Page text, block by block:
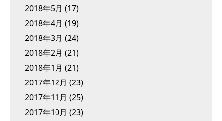
2018年5月 (17)
2018年4月 (19)
2018年3月 (24)
2018年2月 (21)
2018年1月 (21)
2017年12月 (23)
2017年11月 (25)
2017年10月 (23)